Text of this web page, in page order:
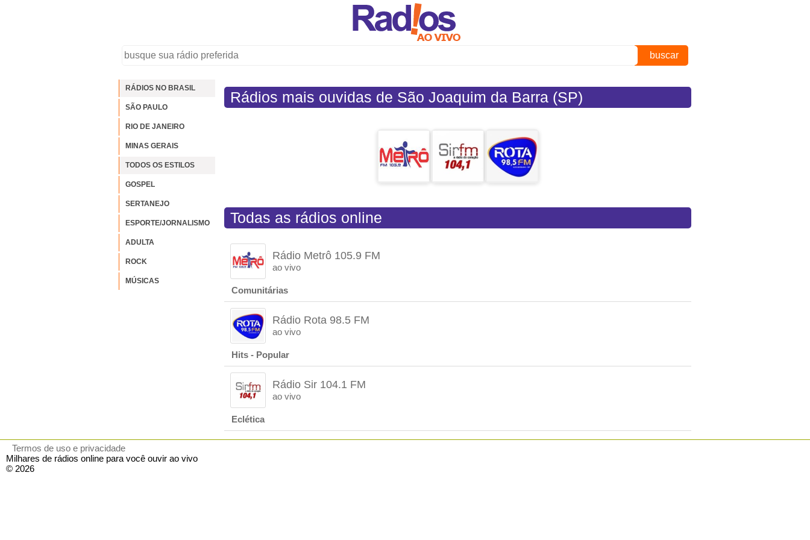
buscar
RÁDIOS NO BRASIL
SÃO PAULO
RIO DE JANEIRO
MINAS GERAIS
TODOS OS ESTILOS
GOSPEL
SERTANEJO
ESPORTE/JORNALISMO
ADULTA
ROCK
MÚSICAS
Rádios mais ouvidas de São Joaquim da Barra (SP)
Todas as rádios online
Rádio Metrô 105.9 FM
ao vivo
Comunitárias
Rádio Rota 98.5 FM
ao vivo
Hits - Popular
Rádio Sir 104.1 FM
ao vivo
Eclética
Termos de uso e privacidade
Milhares de rádios online para você ouvir ao vivo
© 2026